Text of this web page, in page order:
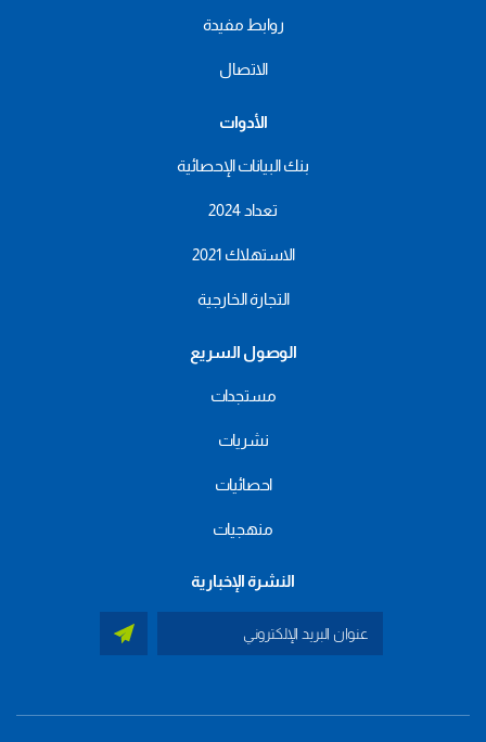
روابط مفيدة
الاتصال
الأدوات
بنك البيانات الإحصائية
تعداد 2024
الاستهلاك 2021
التجارة الخارجية
الوصول السريع
مستجدات
نشريات
احصائيات
منهجيات
النشرة الإخبارية